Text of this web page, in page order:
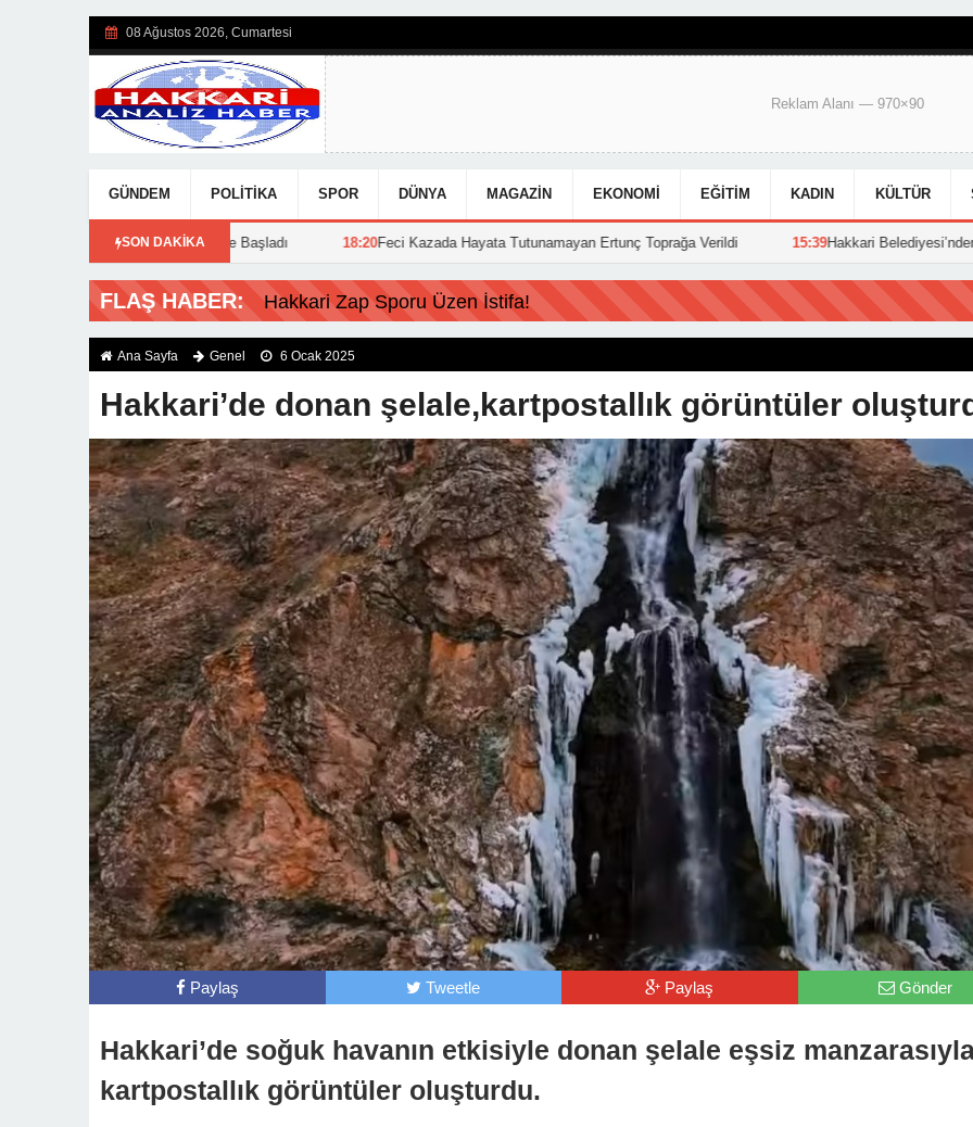
08 Ağustos 2026, Cumartesi
Reklam Alanı — 970×90
GÜNDEM POLITIKA SPOR DÜNYA MAGAZIN EKONOMI EĞITIM KADIN KÜLTÜR
SON DAKİKA
Turan Görevine Başladı 18:20Feci Kazada Hayata Tutunamayan Ertunç Toprağa Verildi 15:39 Hakkari Belediyesi’nden kent
FLAŞ HABER: Hakkari Zap Sporu Üzen İstifa!
Ana Sayfa Genel 6 Ocak 2025
Hakkari’de donan şelale,kartpostallık görüntüler
Paylaş Tweetle Paylaş Gönder
Hakkari’de soğuk havanın etkisiyle donan şelale eşsiz
kartpostallık görüntüler oluşturdu.